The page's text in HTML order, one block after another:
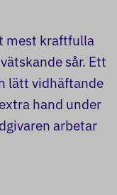
mest kraftfulla
sår. Ett
lätt vidhäftande
hand under
arbetar